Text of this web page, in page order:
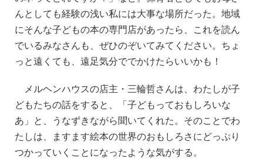
んとしても経験の浅い私には大事な場所だった。地域
にそんな子どもの本の専門店があったら、これを読ん
でいるみなさんも、ぜひのぞいてみてください。ちょ
っと遠くても、遠足気分ででかけたらいいかも！
メルヘンハウスの店主・三輪哲さんは、わたしが子
どもたちの話をすると、「子どもっておもしろいな
あ」と、うなずきながら聞いてくれた。そのことでわ
たしは、ますます絵本の世界のおもしろさにどっぷり
つかっていくことになったような気がする。